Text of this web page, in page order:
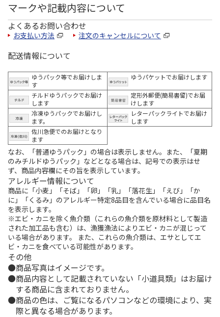
マークや記載内容について
よくあるお問い合わせ
お支払い方法 注文のキャンセルについて
配送情報について
ゆうパック等でお届けしま
す
ゆうパケットでお届けします
チルドゆうパックでお届け
します
定形外郵便(簡易書留)でお届
けします
冷凍ゆうパックでお届けし
ます。
レターパックライトでお届け
します
佐川急便でのお届けとなり
ます
なお、「普通ゆうパック」の場合は表示しません。また、「夏期
のみチルドゆうパック」などとなる場合は、記号での表示はせ
ず、商品内容欄にその旨を表示しています。
アレルギー情報について
商品に「小麦」「そば」「卵」「乳」「落花生」「えび」「か
に」「くるみ」のアレルギー特定8品目を含んでいる場合に品目名
を表示します。
※エビ・カニを除く魚介類（これらの魚介類を原材料として製造
された加工品も含む）は、漁獲漁法によりエビ・カニが混じって
いる場合があります。 また、これらの魚介類は、エサとしてエ
ビ・カニを食べている可能性があります。
その他
商品写真はイメージです。
商品内容として記載されていない「小道具類」はお届け
する商品に含まれておりません。
商品の色は、ご覧になるパソコンなどの環境により、実
際と異なる場合があります。